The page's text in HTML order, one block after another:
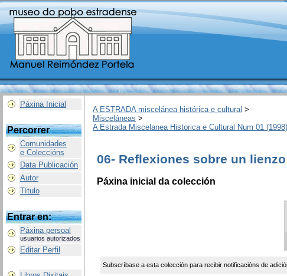
Páxina Inicial
Percorrer
Comunidades
e Coleccións
Data Publicación
Autor
Título
Entrar en:
Páxina persoal
usuarios autorizados
Editar Perfil
A ESTRADA miscelánea histórica e cultural >
Misceláneas >
A Estrada Miscelanea Historica e Cultural Num 01 (1998)
06- Reflexiones sobre un
Páxina inicial da colección
Subscríbase a esta colección para recibir notificacións de